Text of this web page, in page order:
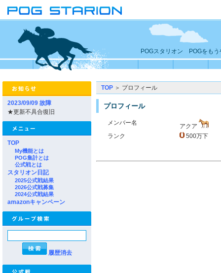
POGスタリオン POGをもう
2023/09/09 故障
★更新不具合復旧
TOP
My機能とは
POG集計とは
公式戦とは
スタリオン日記
2025公式戦結果
2026公式戦募集
2024公式戦結果
amazonキャンペーン
履歴消去
TOP ＞ プロフィール
プロフィール
メンバー名
アクア
ランク
500万下